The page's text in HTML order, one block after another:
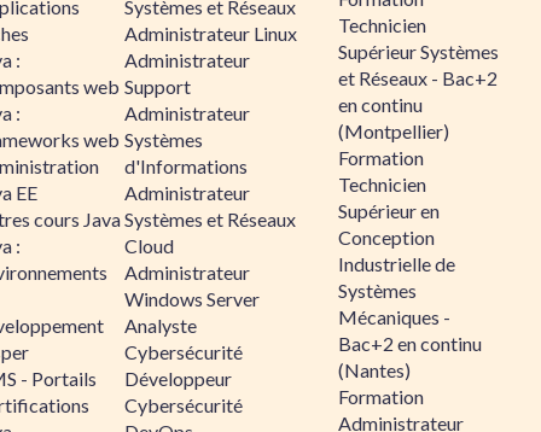
:
web
:
web
EE
cours Java
:
- Portails
Systèmes et Réseaux
Administrateur Linux
Administrateur
Support
Administrateur
Systèmes
d'Informations
Administrateur
Systèmes et Réseaux
Cloud
Administrateur
Windows Server
Analyste
Cybersécurité
Développeur
Cybersécurité
Technicien
Supérieur Systèmes
et Réseaux - Bac+2
en continu
(Montpellier)
Formation
Technicien
Supérieur en
Conception
Industrielle de
Systèmes
Mécaniques -
Bac+2 en continu
(Nantes)
Formation
Administrateur